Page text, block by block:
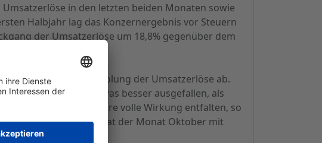
in den letzten beiden Monaten sowie
Halbjahr lag das Konzernergebnis vor Steuern
der Umsatzerlöse um 18,8% gegenüber dem
eine leichte Erholung der Umsatzerlöse ab.
Entwicklung ist etwas besser ausgefallen, als
ihre volle Wirkung entfalten, so
ausfällt. Hierzu hat der Monat Oktober mit